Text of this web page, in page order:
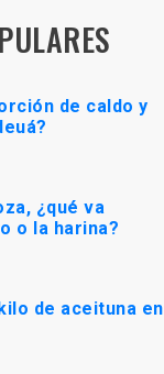
de caldo y
¿qué va
o la harina?
de aceituna en